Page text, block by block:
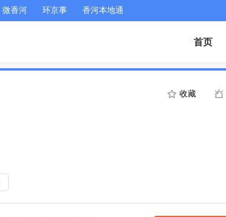
微香河 环京事 香河本地通
首页
收藏